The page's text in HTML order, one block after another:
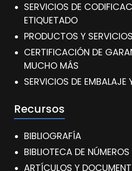
SERVICIOS DE
ETIQUETADO
PRODUCTOS Y
CERTIFICACIÓN DE
MUCHO MÁS
SERVICIOS DE EMBALAJE
Recursos
BIBLIOGRAFÍA
BIBLIOTECA DE NÚMEROS
ARTÍCULOS Y